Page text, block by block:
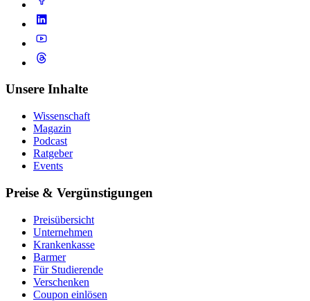
Unsere Inhalte
Wissenschaft
Magazin
Podcast
Ratgeber
Events
Preise & Vergünstigungen
Preisübersicht
Unternehmen
Krankenkasse
Barmer
Für Studierende
Ver­schen­ken
Coupon einlösen